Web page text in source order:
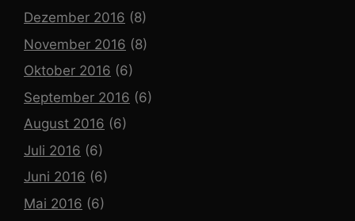
Dezember 2016 (8)
November 2016 (8)
Oktober 2016 (6)
September 2016 (6)
August 2016 (6)
Juli 2016 (6)
Juni 2016 (6)
Mai 2016 (6)